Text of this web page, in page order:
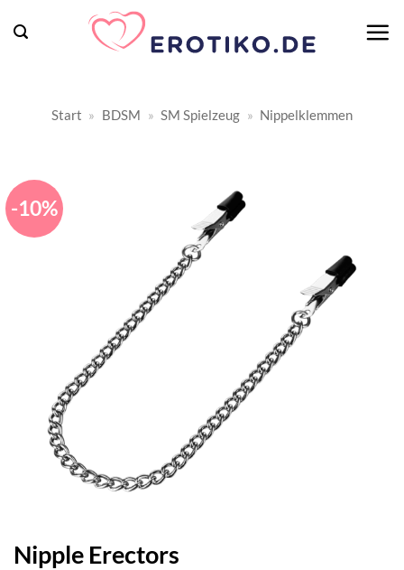
Inhalt
Start » BDSM » SM Spielzeug » Nippelklemmen
-10%
Nipple Erectors